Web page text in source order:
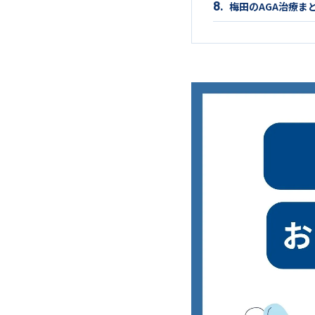
梅田のAGA治療ま